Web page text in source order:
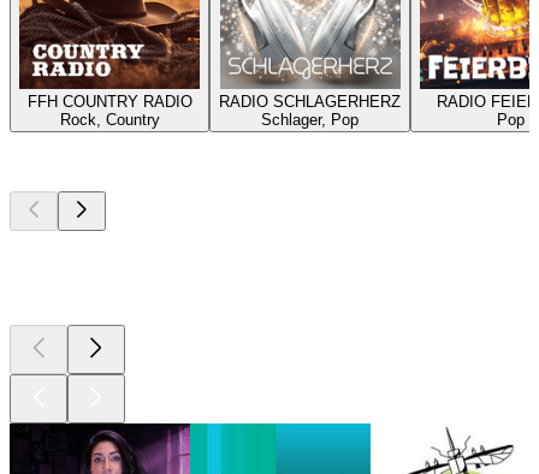
FFH COUNTRY RADIO
Rock, Country
RADIO SCHLAGERHERZ
Schlager, Pop
RADIO
Pop